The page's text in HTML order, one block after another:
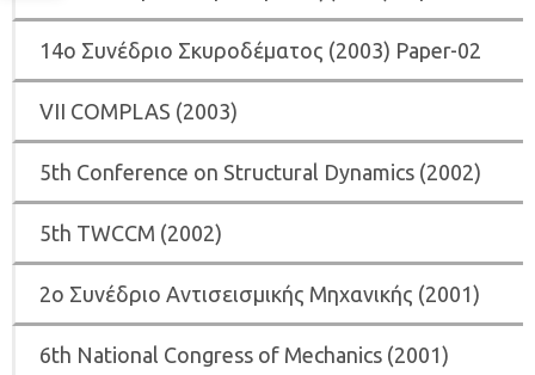
14ο Συνέδριο Σκυροδέματος (2003) Paper-02
VII COMPLAS (2003)
5th Conference on Structural Dynamics (2002)
5th ΤWCCM (2002)
2ο Συνέδριο Αντισεισμικής Μηχανικής (2001)
6th National Congress of Mechanics (2001)